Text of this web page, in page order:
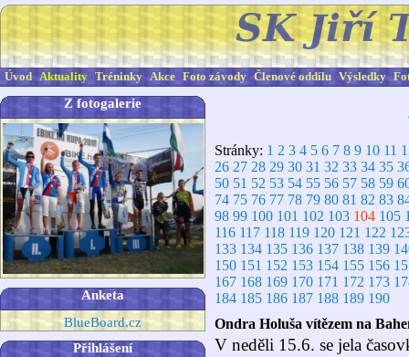
Úvod Aktuality Tréninky Akce Foto závody Členové oddílu Výsledky
Z fotogalerie
Anketa
BlueBoard.cz
Přihlášení
Stránky: 1 2 3 4 5 6 7 8 9 10 11
26 27 28 29 30 31 32 33 34 35
50 51 52 53 54 55 56 57 58 59
74 75 76 77 78 79 80 81 82 83
98 99 100 101 102 103 104 105
116 117 118 119 120 121 122
133 134 135 136 137 138 139
150 151 152 153 154 155 156
167 168 169 170 171 172 173
184 185 186 187 188 189 190
Ondra Holuša vítězem na
V neděli 15.6. se jela